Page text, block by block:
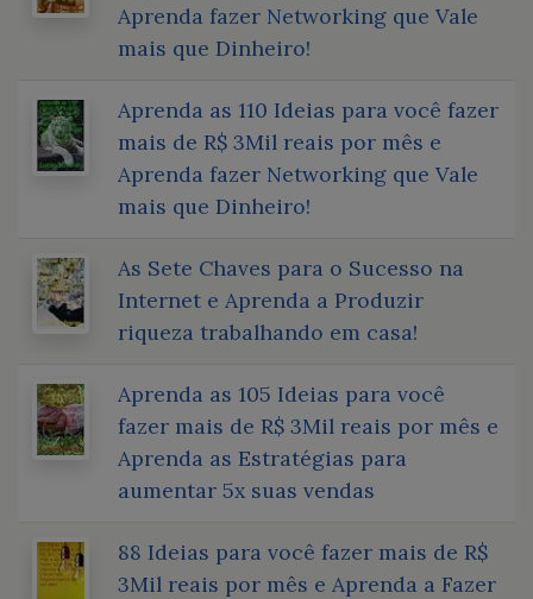
Aprenda fazer Networking que Vale
mais que Dinheiro!
Aprenda as 110 Ideias para você fazer
mais de R$ 3Mil reais por mês e
Aprenda fazer Networking que Vale
mais que Dinheiro!
As Sete Chaves para o Sucesso na
Internet e Aprenda a Produzir
riqueza trabalhando em casa!
Aprenda as 105 Ideias para você
fazer mais de R$ 3Mil reais por mês e
Aprenda as Estratégias para
aumentar 5x suas vendas
88 Ideias para você fazer mais de R$
3Mil reais por mês e Aprenda a Fazer